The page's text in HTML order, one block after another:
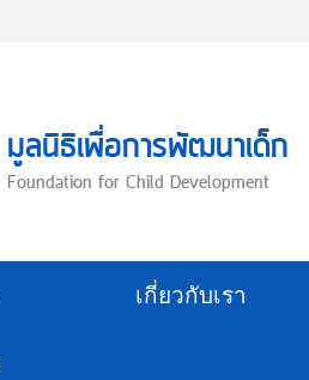
มูลนิธิเพื่อการพัฒนาเด็ก
Foundation for Child Development
เกี่ยวกับเรา